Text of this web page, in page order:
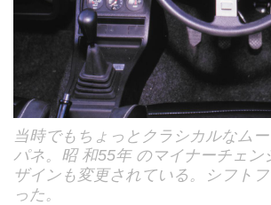
当時でもちょっとクラシカルなム
パネ。昭 和55年 のマイナーチェン
ザインも変更されている。シフト
った。